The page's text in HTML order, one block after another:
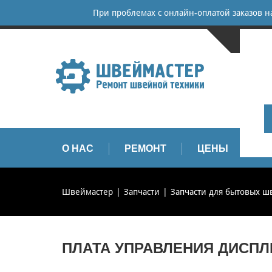
При проблемах с онлайн-оплатой заказов
О НАС РЕМОНТ ЦЕНЫ
Швеймастер Запчасти Запчасти для бытовых
ПЛАТА УПРАВЛЕНИЯ